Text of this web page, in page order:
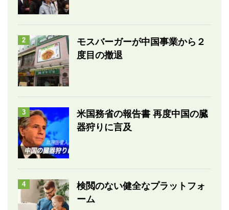
2
モスバーガーが中国事業から２
度目の撤退
3
米国務省の報告書 再度中国の臓
器狩りに言及
4
検閲のない健全なプラットフォ
ーム